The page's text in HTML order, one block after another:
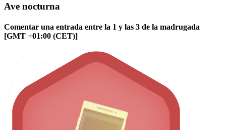
Ave nocturna
Comentar una entrada entre la 1 y las 3 de la madrugada
[GMT +01:00 (CET)]